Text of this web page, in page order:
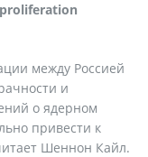
между Россией
и
о ядерном
привести к
Шеннон Кайл.